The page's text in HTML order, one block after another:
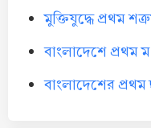
মুক্তিযুদ্ধে প্রথম
বাংলাদেশে প্রথম
বাংলাদেশের প্রথম